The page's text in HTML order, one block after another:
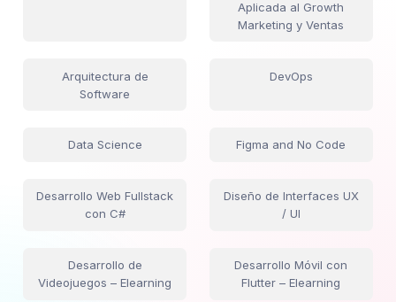
Aplicada al Growth
Marketing y Ventas
Arquitectura de
Software
DevOps
Data Science Figma and No Code
Desarrollo Web Fullstack
con C#
Diseño de Interfaces UX
/ UI
Desarrollo de
Videojuegos – Elearning
Desarrollo Móvil con
Flutter – Elearning